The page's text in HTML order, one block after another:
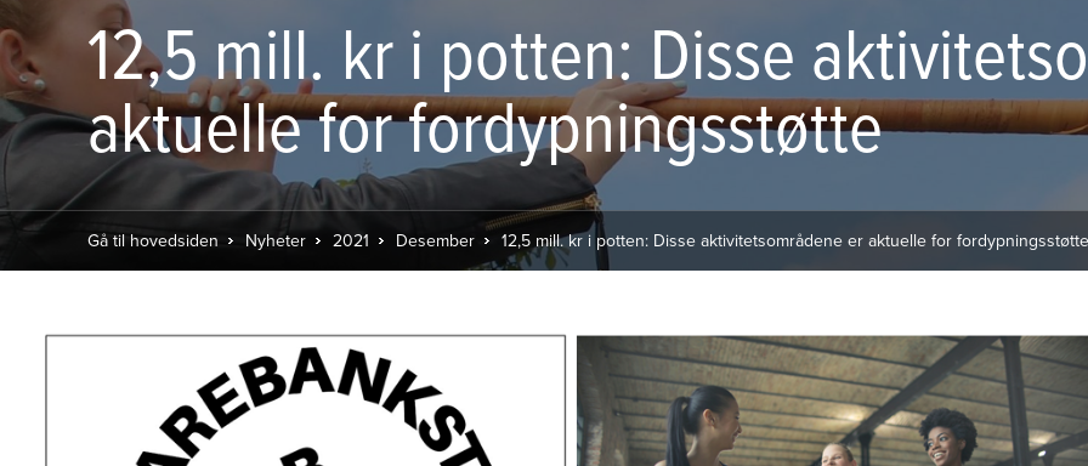
12,5 mill. kr i potten: Disse
aktuelle for fordypningsstøtte
Gå til hovedsiden Nyheter 2021 Desember 12,5 mill. kr i potten: Disse aktivitetsområdene er aktuelle for fordypningsstøtte